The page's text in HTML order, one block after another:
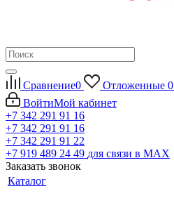
Сравнение0 Отложенные 0
ВойтиМой кабинет
+7 342 291 91 16
+7 342 291 91 16
+7 342 291 91 22
+7 919 489 24 49 для связи в МАХ
Заказать звонок
Каталог